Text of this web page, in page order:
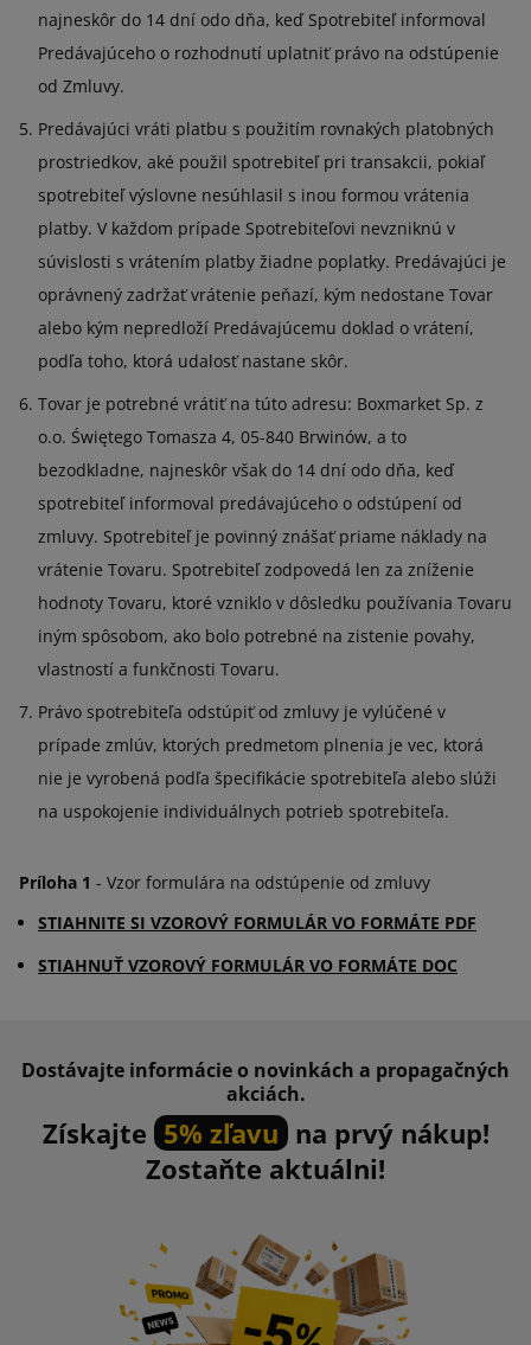
najneskôr do 14 dní odo dňa, keď Spotrebiteľ informoval
Predávajúceho o rozhodnutí uplatniť právo na odstúpenie
od Zmluvy.
Predávajúci vráti platbu s použitím rovnakých platobných
prostriedkov, aké použil spotrebiteľ pri transakcii, pokiaľ
spotrebiteľ výslovne nesúhlasil s inou formou vrátenia
platby. V každom prípade Spotrebiteľovi nevzniknú v
súvislosti s vrátením platby žiadne poplatky. Predávajúci je
oprávnený zadržať vrátenie peňazí, kým nedostane Tovar
alebo kým nepredloží Predávajúcemu doklad o vrátení,
podľa toho, ktorá udalosť nastane skôr.
Tovar je potrebné vrátiť na túto adresu: Boxmarket Sp. z
o.o. Świętego Tomasza 4, 05-840 Brwinów, a to
bezodkladne, najneskôr však do 14 dní odo dňa, keď
spotrebiteľ informoval predávajúceho o odstúpení od
zmluvy. Spotrebiteľ je povinný znášať priame náklady na
vrátenie Tovaru. Spotrebiteľ zodpovedá len za zníženie
hodnoty Tovaru, ktoré vzniklo v dôsledku používania Tovaru
iným spôsobom, ako bolo potrebné na zistenie povahy,
vlastností a funkčnosti Tovaru.
Právo spotrebiteľa odstúpiť od zmluvy je vylúčené v
prípade zmlúv, ktorých predmetom plnenia je vec, ktorá
nie je vyrobená podľa špecifikácie spotrebiteľa alebo slúži
na uspokojenie individuálnych potrieb spotrebiteľa.
Príloha 1 - Vzor formulára na odstúpenie od zmluvy
STIAHNITE SI VZOROVÝ FORMULÁR VO FORMÁTE PDF
STIAHNUŤ VZOROVÝ FORMULÁR VO FORMÁTE DOC
Dostávajte informácie o novinkách a propagačných
akciách.
Získajte 5% zľavu na prvý nákup!
Zostaňte aktuálni!